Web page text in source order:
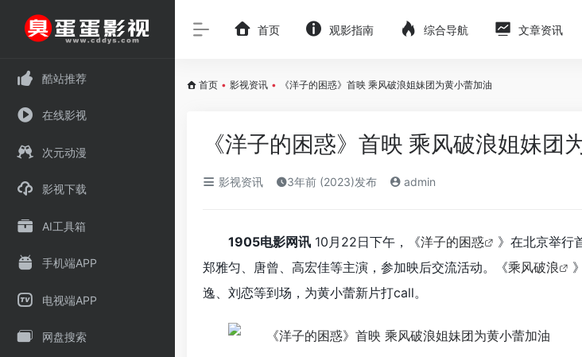
酷站推荐
在线影视
次元动漫
影视下载
AI工具箱
手机端APP
电视端APP
网盘搜索
首页 观影指南 综合导航 文章资讯
首页 • 影视资讯 • 《洋子的困惑》首映 乘风破浪姐妹团为黄小蕾加油
《洋子的困惑》首映 乘风破浪姐妹团
影视资讯 3年前 (2023)发布 admin
1905电影网讯 10月22日下午，《洋子的困惑 》在北京举行
郑雅匀、唐曾、高宏佳等主演，参加映后交流活动。《乘风破浪
逸、刘恋等到场，为黄小蕾新片打call。